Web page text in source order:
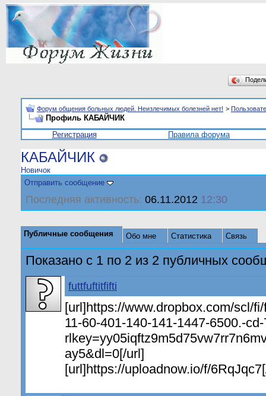
Форум общения больных людей. Неизлечимых болезней нет! >
Профиль КАБАЙЧИК
Регистрация
Правила форума
КАБАЙЧИК
Новичок
Отправить сообщение
Последняя активность: 06.11.2012 12:30
Публичные сообщения Обо мне Статистика Связь
Показано с 1 по 2 из 2 публичных
futtfuftitfifti
[url]https://www.dropbox.com/scl/
11-60-401-140-141-1447-6500.-
ay5&dl=0[/url]
[url]https://uploadnow.io/f/